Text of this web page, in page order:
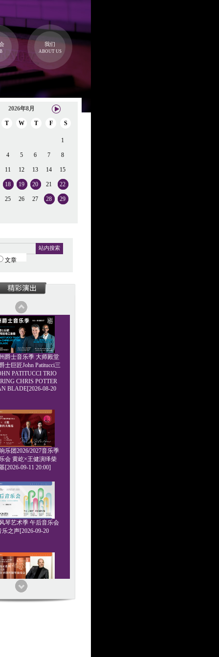
我们
ABOUT US
2026年8月
T W T F S
1
4 5 6 7 8
11 12 13 14 15
18 19 20 21 22
25 26 27 28 29
站内搜索
文章
爵士音乐季 大师殿堂
士巨匠John Patitucci三
PATITUCCI TRIO
CHRIS POTTER
BLADE[2026-08-20
乐团2026/2027音乐季
会 黄屹×王健演绎柴
[2026-09-11 20:00]
琴艺术季 午后音乐会
乐之声[2026-09-20
系列 浪漫王者 基里尔
琴独奏会[2026-09-24